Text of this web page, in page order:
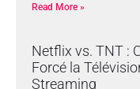
Read More »
Netflix vs. TNT :
Forcé la
Streaming